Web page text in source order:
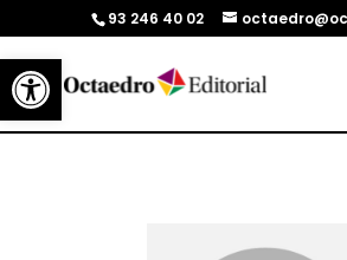
Abrir barra de herramientas
93 246 40 02